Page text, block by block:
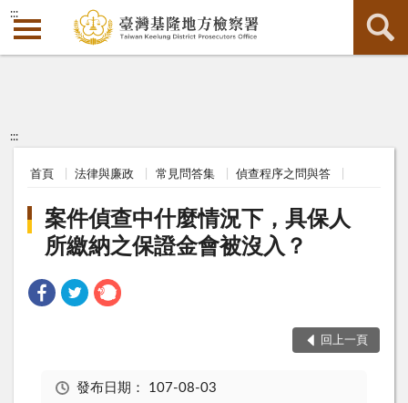
:::
:::
首頁 法律與廉政 常見問答集 偵查程序之問與答
案件偵查中什麼情況下，具保人
所繳納之保證金會被沒入？
回上一頁
發布日期： 107-08-03